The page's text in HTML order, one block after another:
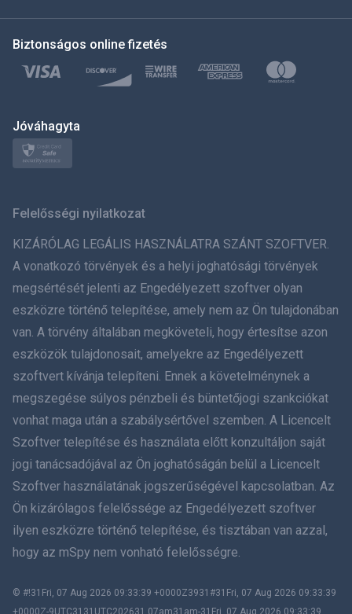
Türkçe
Polski
ภาษาไทย
简体中文
Dansk
हिंदी
עברית
Română
Ελληνικά
Biztonságos online fizetés
Jóváhagyta
Felelősségi nyilatkozat
KIZÁRÓLAG LEGÁLIS HASZNÁLATRA SZÁNT SZOFTVER.
A vonatkozó törvények és a helyi joghatósági törvények
megsértését jelenti az Engedélyezett szoftver olyan
eszközre történő telepítése, amely nem az Ön tulajdonában
van. A törvény általában megköveteli, hogy értesítse azon
eszközök tulajdonosait, amelyekre az Engedélyezett
szoftvert kívánja telepíteni. Ennek a követelménynek a
megszegése súlyos pénzbeli és büntetőjogi szankciókat
vonhat maga után a szabálysértővel szemben. A Licencelt
Szoftver telepítése és használata előtt konzultáljon saját
jogi tanácsadójával az Ön joghatóságán belül a Licencelt
Szoftver használatának jogszerűségével kapcsolatban. Az
Ön kizárólagos felelőssége az Engedélyezett szoftver
ilyen eszközre történő telepítése, és tisztában van azzal,
hogy az mSpy nem vonható felelősségre.
© #!31Fri, 07 Aug 2026 09:33:39 +0000Z3931#31Fri, 07 Aug 2026 09:33:39
+0000Z-9UTC3131UTC202631 07am31am-31Fri, 07 Aug 2026 09:33:39